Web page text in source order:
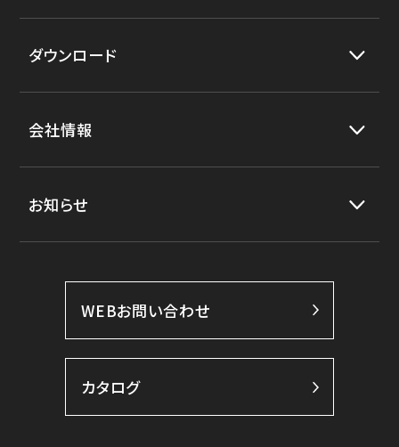
ダウンロード
会社情報
お知らせ
WEBお問い合わせ
カタログ